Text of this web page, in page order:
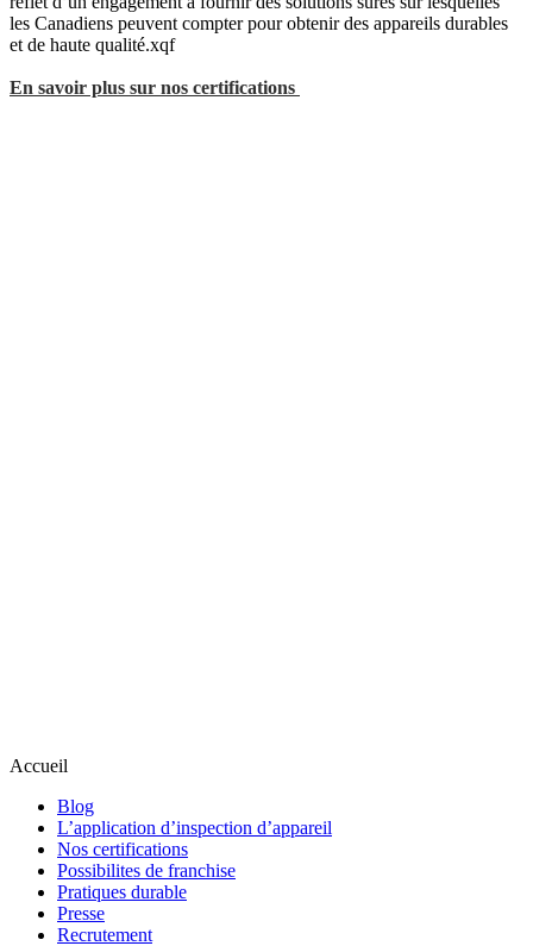
les Canadiens peuvent compter pour obtenir des appareils durables
et de haute qualité.xqf
En savoir plus sur nos certifications
Accueil
Blog
L’application d’inspection d’appareil
Nos certifications
Possibilites de franchise
Pratiques durable
Presse
Recrutement